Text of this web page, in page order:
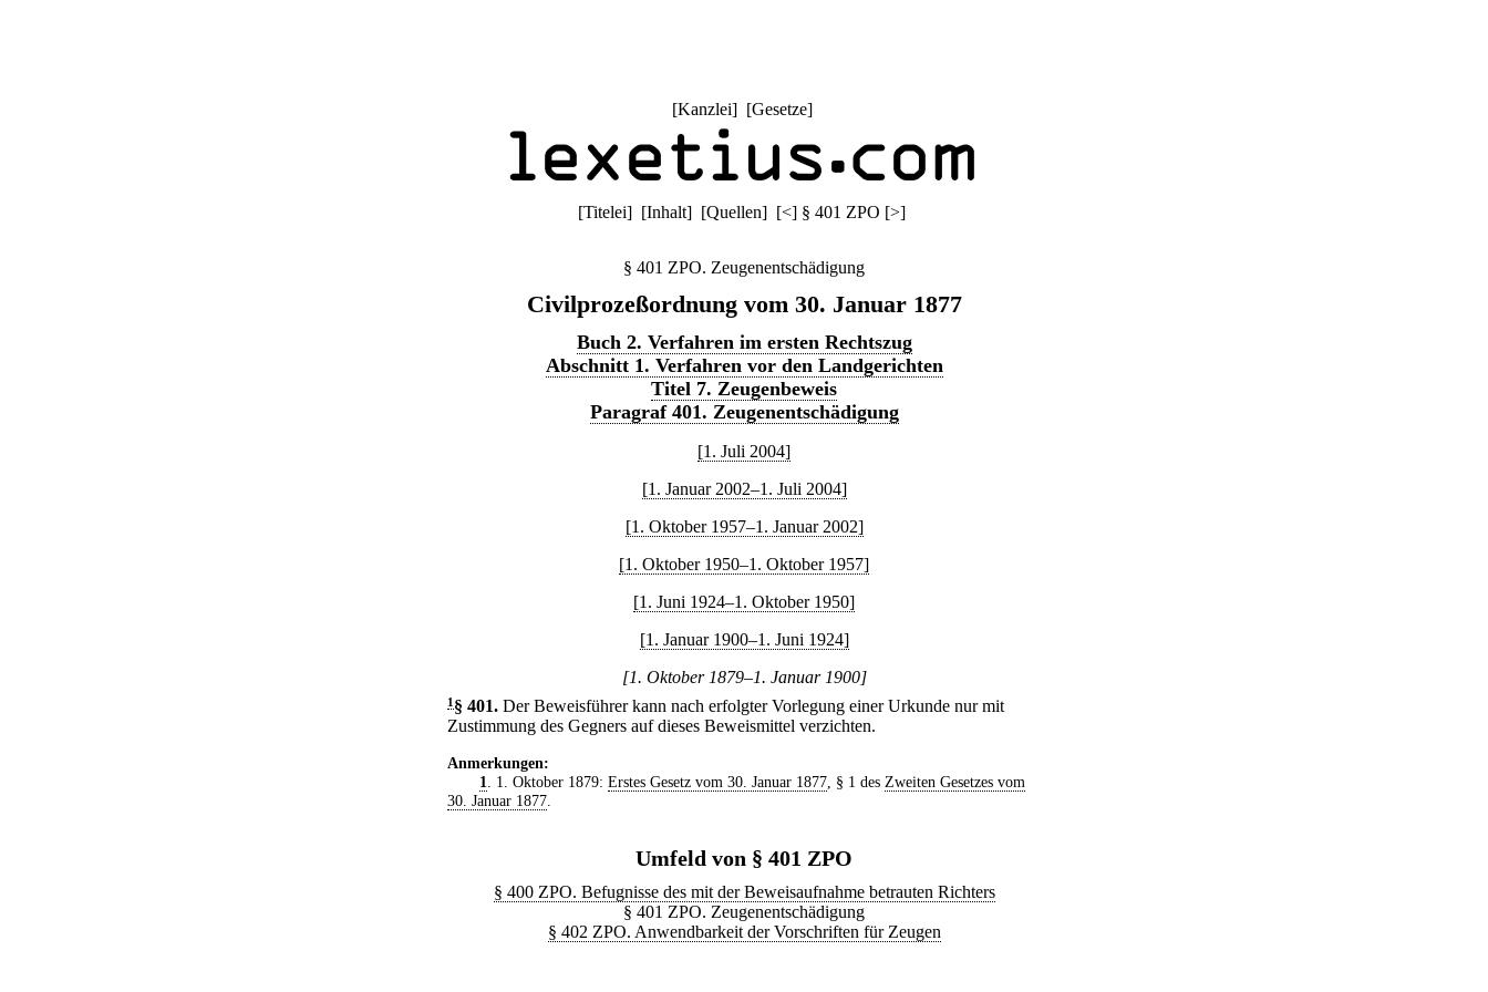
[Kanzlei] [Gesetze]
[Titelei] [Inhalt] [Quellen] [<] § 401 ZPO [>]
§ 401 ZPO. Zeugenentschädigung
Civilprozeßordnung vom 30. Januar 1877
Buch 2. Verfahren im ersten Rechtszug
Abschnitt 1. Verfahren vor den Landgerichten
Titel 7. Zeugenbeweis
Paragraf 401. Zeugenentschädigung
[1. Juli 2004]
[1. Januar 2002–1. Juli 2004]
[1. Oktober 1957–1. Januar 2002]
[1. Oktober 1950–1. Oktober 1957]
[1. Juni 1924–1. Oktober 1950]
[1. Januar 1900–1. Juni 1924]
[1. Oktober 1879–1. Januar 1900]
1 § 401. Der Beweisführer kann nach erfolgter Vorlegung einer Urkunde nur mit
Zustimmung des Gegners auf dieses Beweismittel verzichten.
Anmerkungen:
1
. 1. Oktober 1879: Erstes Gesetz vom 30. Januar 1877, § 1 des Zweiten Gesetzes vom
30. Januar 1877
Umfeld von § 401 ZPO
§ 400 ZPO. Befugnisse des mit der Beweisaufnahme betrauten Richters
§ 401 ZPO. Zeugenentschädigung
§ 402 ZPO. Anwendbarkeit der Vorschriften für Zeugen